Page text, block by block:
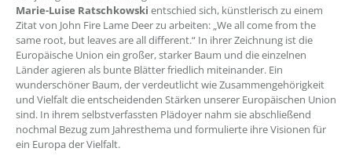
Marie-Luise Ratschkowski entschied sich, künstlerisch zu einem
Zitat von John Fire Lame Deer zu arbeiten: „We all come from the
same root, but leaves are all different.“ In ihrer Zeichnung ist die
Europäische Union ein großer, starker Baum und die einzelnen
Länder agieren als bunte Blätter friedlich miteinander. Ein
wunderschöner Baum, der verdeutlicht wie Zusammengehörigkeit
und Vielfalt die entscheidenden Stärken unserer Europäischen Union
sind. In ihrem selbstverfassten Plädoyer nahm sie abschließend
nochmal Bezug zum Jahresthema und formulierte ihre Visionen für
ein Europa der Vielfalt.